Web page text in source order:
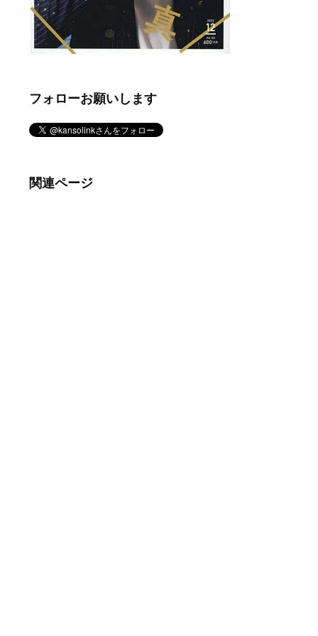
フォローお願いします
関連ページ